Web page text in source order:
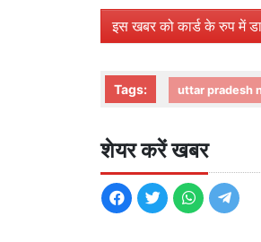
इस खबर को कार्ड के रुप में
Tags: uttar pradesh
शेयर करें खबर